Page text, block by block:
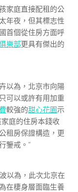
家庭直接配租的公
太年夜，但其標志性
首個從住房方面呼
樂部更具有傑出的
以為，北京市向陽
可以或許有用加重
較強的甜心花園示
庭的住房本錢收
租房保證構造，更
鑒戒。”
以為，此次北京在
在棲身層面臨生養